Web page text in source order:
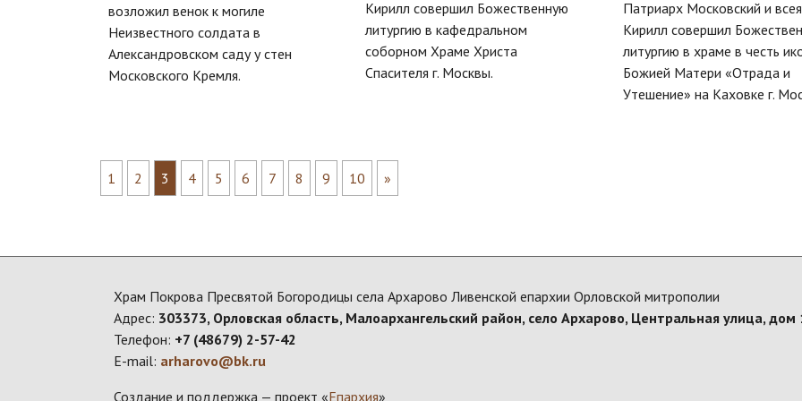
возложил венок к могиле
Неизвестного солдата в
Александровском саду у стен
Московского Кремля.
Кирилл совершил Божественную
литургию в кафедральном
соборном Храме Христа
Спасителя г. Москвы.
Патриарх Московский и
Кирилл совершил
литургию в храме в честь
Божией Матери «Отрада и
Утешение» на Каховке г.
1 2 3 4 5 6 7 8 9 10 »
Храм Покрова Пресвятой Богородицы села Архарово Ливенской епархии Орловской митрополии
Адрес: 303373, Орловская область, Малоархангельский район, село Архарово, Центральная улица, дом
Телефон: +7 (48679) 2-57-42
E-mail: arharovo@bk.ru
Создание и поддержка — проект «Епархия»